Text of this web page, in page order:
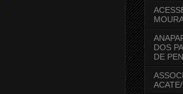
DOS
DE